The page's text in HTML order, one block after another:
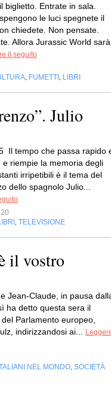
biglietto. Entrate in sala.
le luci spegnete il
chiedete. Non pensate.
Allora Jurassic World sarà
il seguito
FUMETTI LIBRI
Julio
Il tempo che passa rapido
e riempie la memoria degli
irripetibili è il tema del
dello spagnolo Julio...
TELEVISIONE
il vostro
Jean-Claude, in pausa
ha detto questa sera il
Parlamento europeo,
indirizzandosi ai...
NEL MONDO SOCIETÀ